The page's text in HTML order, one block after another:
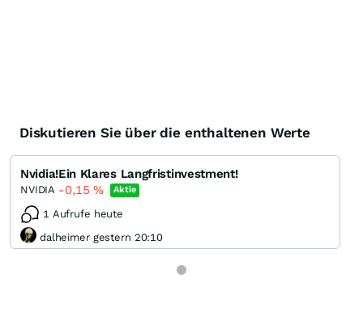
Diskutieren Sie über die enthaltenen Werte
Nvidia!Ein Klares Langfristinvestment!
NVIDIA -0,15% Aktie
1 Aufrufe heute
dalheimer gestern 20:10